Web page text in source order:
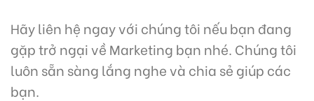
Hãy liên hệ ngay với chúng tôi nếu bạn đang
gặp trở ngại về Marketing bạn nhé. Chúng tôi
luôn sẵn sàng lắng nghe và chia sẻ giúp các
bạn.